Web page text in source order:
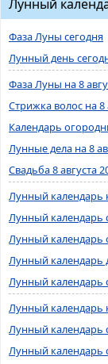
Лунный
Фаза Луны сегодня
Лунный день
Фаза Луны на 8
Стрижка волос на 8
Календарь
Лунные дела на 8
Свадьба 8 августа
Лунный календарь
Лунный календарь
Лунный календарь
Лунный календарь
Лунный календарь
Лунный календарь
Лунный календарь
Лунный календарь